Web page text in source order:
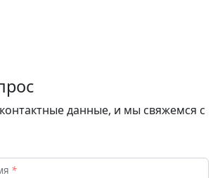
данные, и мы свяжемся с
*